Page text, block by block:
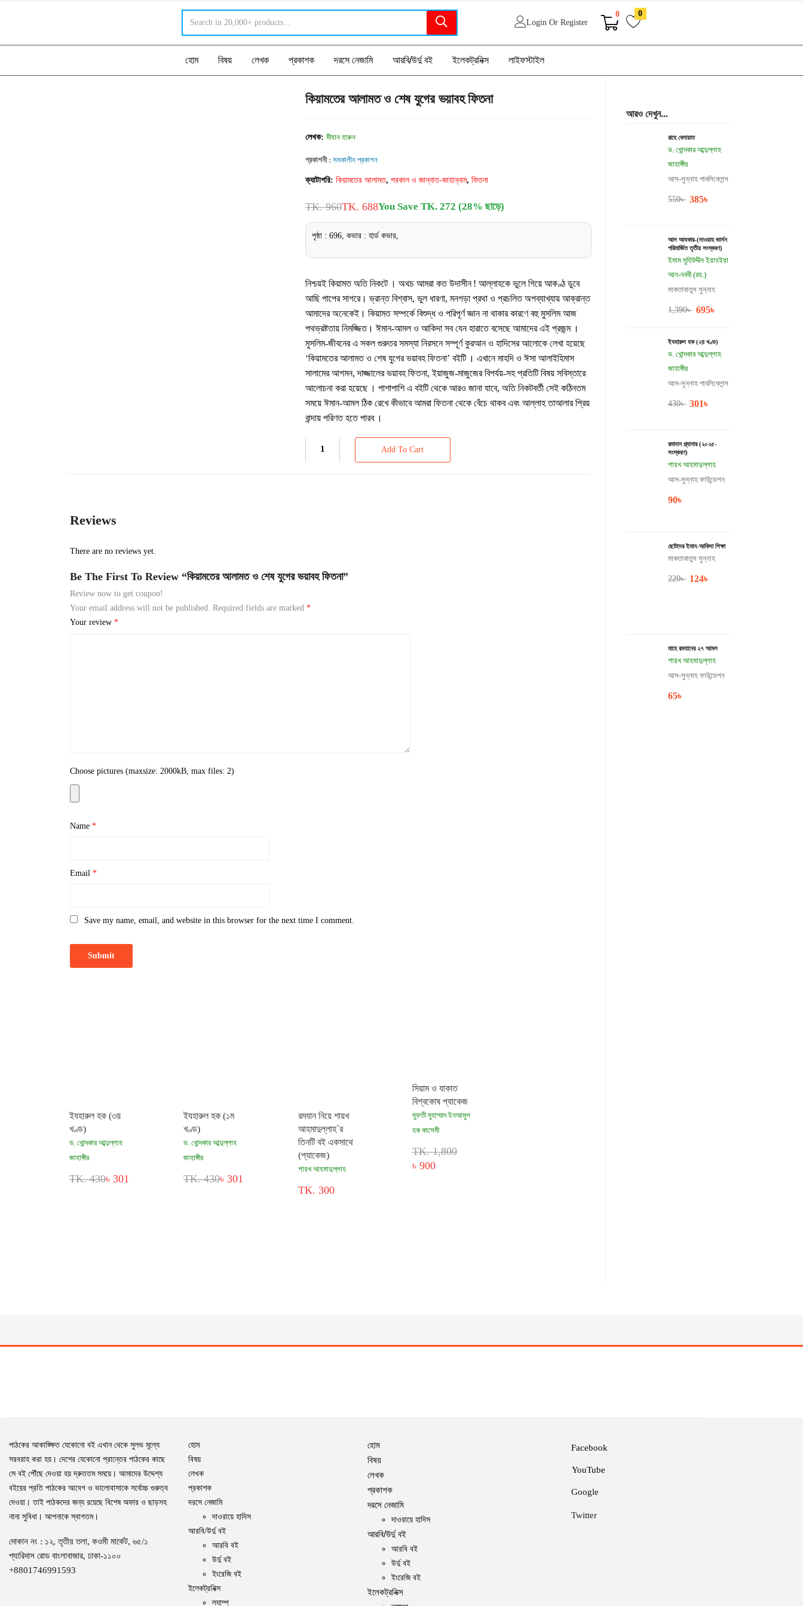
Login Or Register
0 0
হোম বিষয় লেখক প্রকাশক দরসে নেজামি আরবি/উর্দু বই ইলেকট্রনিক্স লাইফস্টাইল
আরও দেখুন...
রাহে বেলায়াত
ড. খোন্দকার আব্দুল্লাহ
জাহাঙ্গীর
আস-সুন্নাহ পাবলিকেশন্স
550৳ 385৳
আল আযকার-(দাওয়াহ ভার্সন
পরিমার্জিত তৃতীয় সংস্করণ)
ইমাম মুহিউদ্দীন ইয়াহইয়া
আন-নববী (রহ.)
মাকতাবাতুস সুন্নাহ
1,390৳ 695৳
ইযহারুল হক (২য় খণ্ড)
ড. খোন্দকার আব্দুল্লাহ
জাহাঙ্গীর
আস-সুন্নাহ পাবলিকেশন্স
430৳ 301৳
রমাদান প্ল্যানার (২০২৫-
সংস্করণ)
শায়খ আহমাদুল্লাহ
আস-সুন্নাহ ফাউন্ডেশন
90৳
ছোটদের ইমান-আকিদা শিক্ষা
মাকতাবাতুস সুন্নাহ
220৳ 124৳
মাহে রমযানের ২৭ আমল
শায়খ আহমাদুল্লাহ
আস-সুন্নাহ ফাউন্ডেশন
65৳
কিয়ামতের আলামত ও শেষ যুগের ভয়াবহ ফিতনা
লেখক: মীযান হারুন
প্রকাশনী : সমকালীন প্রকাশন
ক্যাটাগরি: কিয়ামতের আলামত, পরকাল ও জান্নাত-জাহান্নাম, ফিতনা
TK. 960TK. 688You Save TK. 272 (28% ছাড়ে)
পৃষ্ঠা : 696, কভার : হার্ড কভার,
নিশ্চয়ই কিয়ামত অতি নিকটে । অথচ আমরা কত উদাসীন ! আল্লাহকে ভুলে গিয়ে আকণ্ঠ ডুবে
আছি পাপের সাগরে। ভ্রান্ত বিশ্বাস, ভুল ধারণা, মনগড়া প্রথা ও প্রচলিত অপব্যাখ্যায় আক্রান্ত
আমাদের অনেকেই। কিয়ামত সম্পর্কে বিশুদ্ধ ও পরিপূর্ণ জ্ঞান না থাকার কারণে বহু মুসলিম আজ
পথভ্রষ্টতায় নিমজ্জিত। ঈমান-আমল ও আকিদা সব যেন হারাতে বসেছে আমাদের এই প্রজন্ম ।
মুসলিম-জীবনের এ সকল গুরুতর সমস্যা নিরসনে সম্পূর্ণ কুরআন ও হাদিসের আলোকে লেখা হয়েছে
‘কিয়ামতের আলামত ও শেষ যুগের ভয়াবহ ফিতনা’ বইটি । এখানে মাহদি ও ঈসা আলাইহিমাস
সালামের আগমন, দাজ্জালের ভয়াবহ ফিতনা, ইয়াজুজ-মাজুজের বিপর্যয়-সহ প্রতিটি বিষয় সবিস্তারে
আলোচনা করা হয়েছে । পাশাপাশি এ বইটি থেকে আরও জানা যাবে, অতি নিকটবর্তী সেই কঠিনতম
সময়ে ঈমান-আমল ঠিক রেখে কীভাবে আমরা ফিতনা থেকে বেঁচে থাকব এবং আল্লাহ তাআলার প্রিয়
বান্দায় পরিণত হতে পারব ।
Add To Cart
Reviews
There are no reviews yet.
Be The First To Review “কিয়ামতের আলামত ও শেষ যুগের ভয়াবহ ফিতনা”
Review now to get coupon!
Your email address will not be published.
Required fields are marked*
Your review*
Choose pictures (maxsize: 2000kB, max files: 2)
Name*
Email*
Save my name, email, and website in this browser for the next time I comment.
ইযহারুল হক (৩য়
খণ্ড)
ড. খোন্দকার আব্দুল্লাহ
জাহাঙ্গীর
TK. 430৳ 301
ইযহারুল হক (১ম
খণ্ড)
ড. খোন্দকার আব্দুল্লাহ
জাহাঙ্গীর
TK. 430৳ 301
রমযান নিয়ে শায়খ
আহমাদুল্লাহ`র
তিনটি বই একসাথে
(প্যাকেজ)
শায়খ আহমাদুল্লাহ
TK. 300
সিয়াম ও যাকাত
বিশ্বকোষ প্যাকেজ
মুফতী মুহাম্মাদ ইনআমুল
হক কাসেমী
TK. 1,800
৳ 900
পাঠকের আকাঙ্ক্ষিত যেকোনো বই এখান থেকে সুলভ মূল্যে
সরবরাহ করা হয়। দেশের যেকোনো প্রান্তের পাঠকের কাছে
সে বই পৌঁছে দেওয়া হয় দ্রুততম সময়ে। আমাদের উদ্দেশ্য
বইয়ের প্রতি পাঠকের আবেগ ও ভালোবাসাকে সর্বোচ্চ গুরুত্ব
দেওয়া। তাই পাঠকদের জন্য রয়েছে বিশেষ অফার ও ছাড়সহ
নানা সুবিধা। আপনাকে স্বাগতম।
দোকান নং : ১২, তৃতীয় তলা, কওমী মার্কেট, ৬৫/১
প্যারিদাস রোড বাংলাবাজার, ঢাকা-১১০০
+8801746991593
হোম
বিষয়
লেখক
প্রকাশক
দরসে নেজামি
দাওরায়ে হাদিস
আরবি/উর্দু বই
আরবি বই
উর্দু বই
ইংরেজি বই
ইলেকট্রনিক্স
ল্যাম্প
হোম
বিষয়
লেখক
প্রকাশক
দরসে নেজামি
দাওরায়ে হাদিস
আরবি/উর্দু বই
আরবি বই
উর্দু বই
ইংরেজি বই
ইলেকট্রনিক্স
Facebook
YouTube
Google
Twitter